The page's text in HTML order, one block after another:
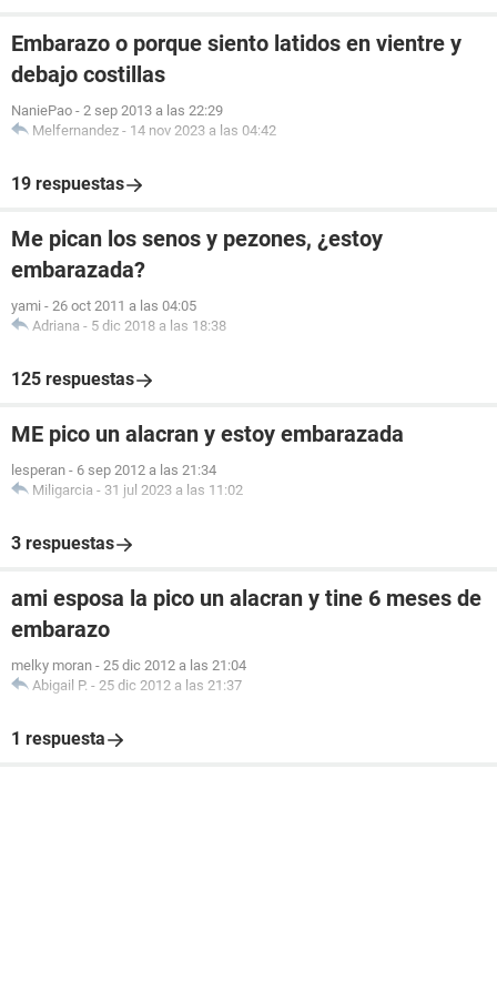
Embarazo o porque siento latidos en vientre y
debajo costillas
NaniePao - 2 sep 2013 a las 22:29
Melfernandez - 14 nov 2023 a las 04:42
19 respuestas
Me pican los senos y pezones, ¿estoy
embarazada?
yami - 26 oct 2011 a las 04:05
Adriana - 5 dic 2018 a las 18:38
125 respuestas
ME pico un alacran y estoy embarazada
lesperan - 6 sep 2012 a las 21:34
Miligarcia - 31 jul 2023 a las 11:02
3 respuestas
ami esposa la pico un alacran y tine 6 meses de
embarazo
melky moran - 25 dic 2012 a las 21:04
Abigail P. - 25 dic 2012 a las 21:37
1 respuesta